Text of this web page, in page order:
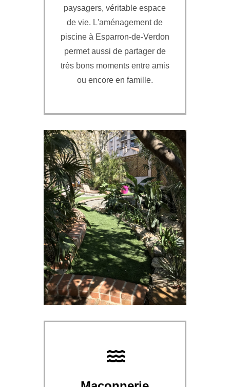
paysagers, véritable espace
de vie. L'aménagement de
piscine à Esparron-de-Verdon
permet aussi de partager de
très bons moments entre amis
ou encore en famille.